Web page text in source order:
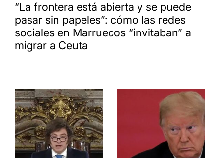
“La frontera está abierta y se puede
pasar sin papeles”: cómo las redes
sociales en Marruecos “invitaban” a
migrar a Ceuta